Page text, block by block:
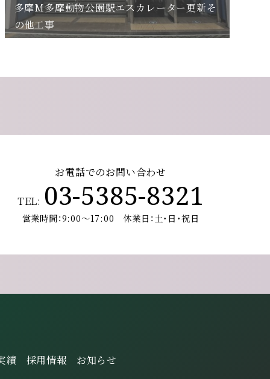
多摩M多摩動物公園駅エスカレーター更新そ
の他工事
お電話でのお問い合わせ
TEL: 03-5385-8321
営業時間：9:00～17:00 休業日：土･日･祝日
績 採用情報 お知らせ